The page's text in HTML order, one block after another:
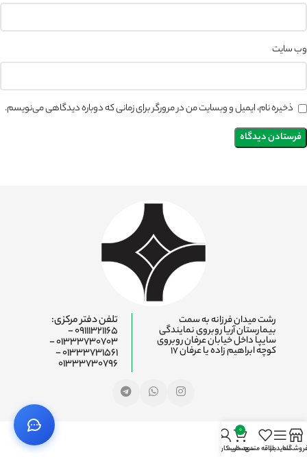
وب‌ سایت
ذخیره نام، ایمیل و وبسایت من در مرورگر برای زمانی که دوباره دیدگاهی می‌نویسم.
رشت میدان فرزانه به سمت
بیمارستان آریا روبروی نمایندگی
سایپا داخل خیابان عرفان روبروی
کوچه ابراهیم زاده یا عرفان ۱۷
تلفن دفتر مرکزی:
09111321165 -
01333730703 -
01333731561 -
01333730796
سایدبارعلاقه مندی
0
سبد خرید
حساب کاربری من